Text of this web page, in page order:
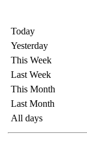
Today
Yesterday
This Week
Last Week
This Month
Last Month
All days